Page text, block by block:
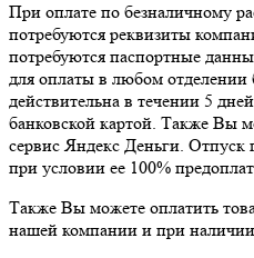
При оплате по безналичному
потребуются реквизиты
потребуются паспортные
для оплаты в любом отделении
действительна в течении 5
банковской картой. Также Вы
сервис Яндекс Деньги. Отпуск
при условии ее 100%
Также Вы можете оплатить
нашей компании и при наличии